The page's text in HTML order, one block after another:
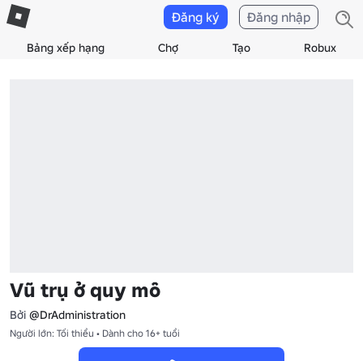
Bảng xếp hạng Chợ Tạo Robux
Đăng ký Đăng nhập
Vũ trụ ở quy mô
Bởi @DrAdministration
Người lớn: Tối thiểu • Dành cho 16+ tuổi